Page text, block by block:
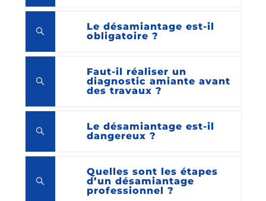
Le désamiantage est-il
obligatoire ?
Faut-il réaliser un
diagnostic amiante avant
des travaux ?
Le désamiantage est-il
dangereux ?
Quelles sont les étapes
d’un désamiantage
professionnel ?